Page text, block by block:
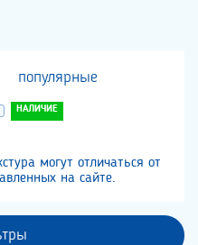
популярные
НАЛИЧИЕ
могут отличаться от
на сайте.